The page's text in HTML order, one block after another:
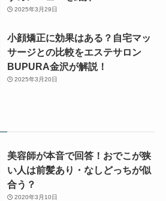
2025年3月29日
小顔矯正に効果はある？自宅マッ
サージとの比較をエステサロン
BUPURA金沢が解説！
2025年3月20日
美容師が本音で回答！おでこが狭
い人は前髪あり・なしどっちが似
合う？
2020年3月10日